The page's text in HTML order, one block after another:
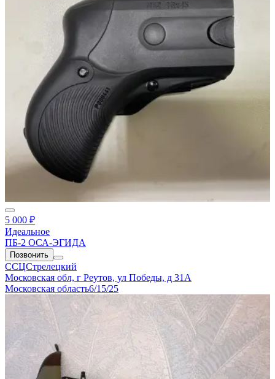
5 000 ₽
Идеальное
ПБ-2 ОСА-ЭГИДА
Позвонить
ССЦСтрелецкий
Московская обл, г Реутов, ул Победы, д 31А
Московская область6/15/25